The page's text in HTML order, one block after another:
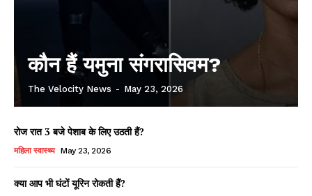
कौन हैं यमुना संगरासिवम?
The Velocity News - May 23, 2026
रोज रात 3 बजे पेशाब के लिए उठती हैं?
महिला स्वास्थ्य May 23, 2026
क्या आप भी घंटों यूरिन रोकती हैं?